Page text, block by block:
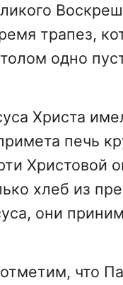
трапез,
одно
Христа
печь
Христовой
хлеб из
они
что